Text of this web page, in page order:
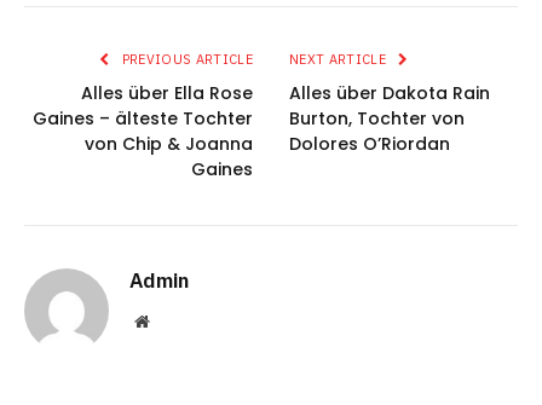
PREVIOUS ARTICLE
Alles über Ella Rose
Gaines – älteste Tochter
von Chip & Joanna
Gaines
NEXT ARTICLE
Alles über Dakota Rain
Burton, Tochter von
Dolores O’Riordan
Admin
Website